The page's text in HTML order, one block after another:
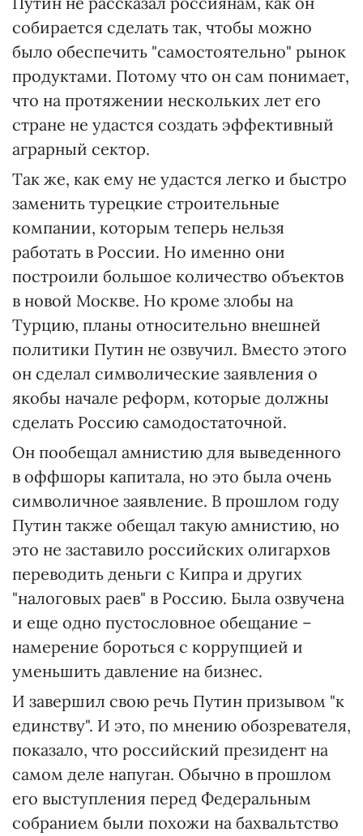
собирается сделать так, чтобы можно
было обеспечить "самостоятельно" рынок
продуктами. Потому что он сам понимает,
что на протяжении нескольких лет его
стране не удастся создать эффективный
аграрный сектор.
Так же, как ему не удастся легко и быстро
заменить турецкие строительные
компании, которым теперь нельзя
работать в России. Но именно они
построили большое количество объектов
в новой Москве. Но кроме злобы на
Турцию, планы относительно внешней
политики Путин не озвучил. Вместо этого
он сделал символические заявления о
якобы начале реформ, которые должны
сделать Россию самодостаточной.
Он пообещал амнистию для выведенного
в оффшоры капитала, но это была очень
символичное заявление. В прошлом году
Путин также обещал такую амнистию, но
это не заставило российских олигархов
переводить деньги с Кипра и других
"налоговых раев" в Россию. Была озвучена
и еще одно пустословное обещание –
намерение бороться с коррупцией и
уменьшить давление на бизнес.
И завершил свою речь Путин призывом "к
единству". И это, по мнению обозревателя,
показало, что российский президент на
самом деле напуган. Обычно в прошлом
его выступления перед Федеральным
собранием были похожи на бахвальтство